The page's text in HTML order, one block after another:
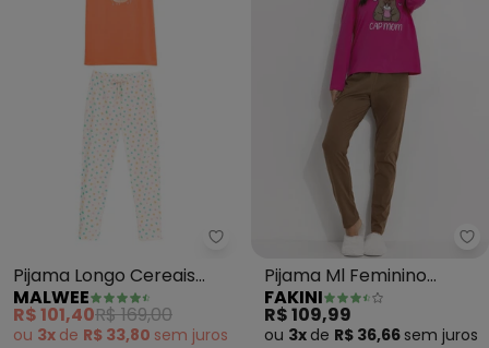
Malwee - Pijama Longo
Pijama Longo Cereais
(Laranja)
MALWEE
R$ 101,40R$ 169,00
ou 3x de R$ 33,80 sem juros
Pijama Ml Feminino
(Rosa)
FAKINI
R$ 109,99
ou 3x de R$ 36,66 sem juros